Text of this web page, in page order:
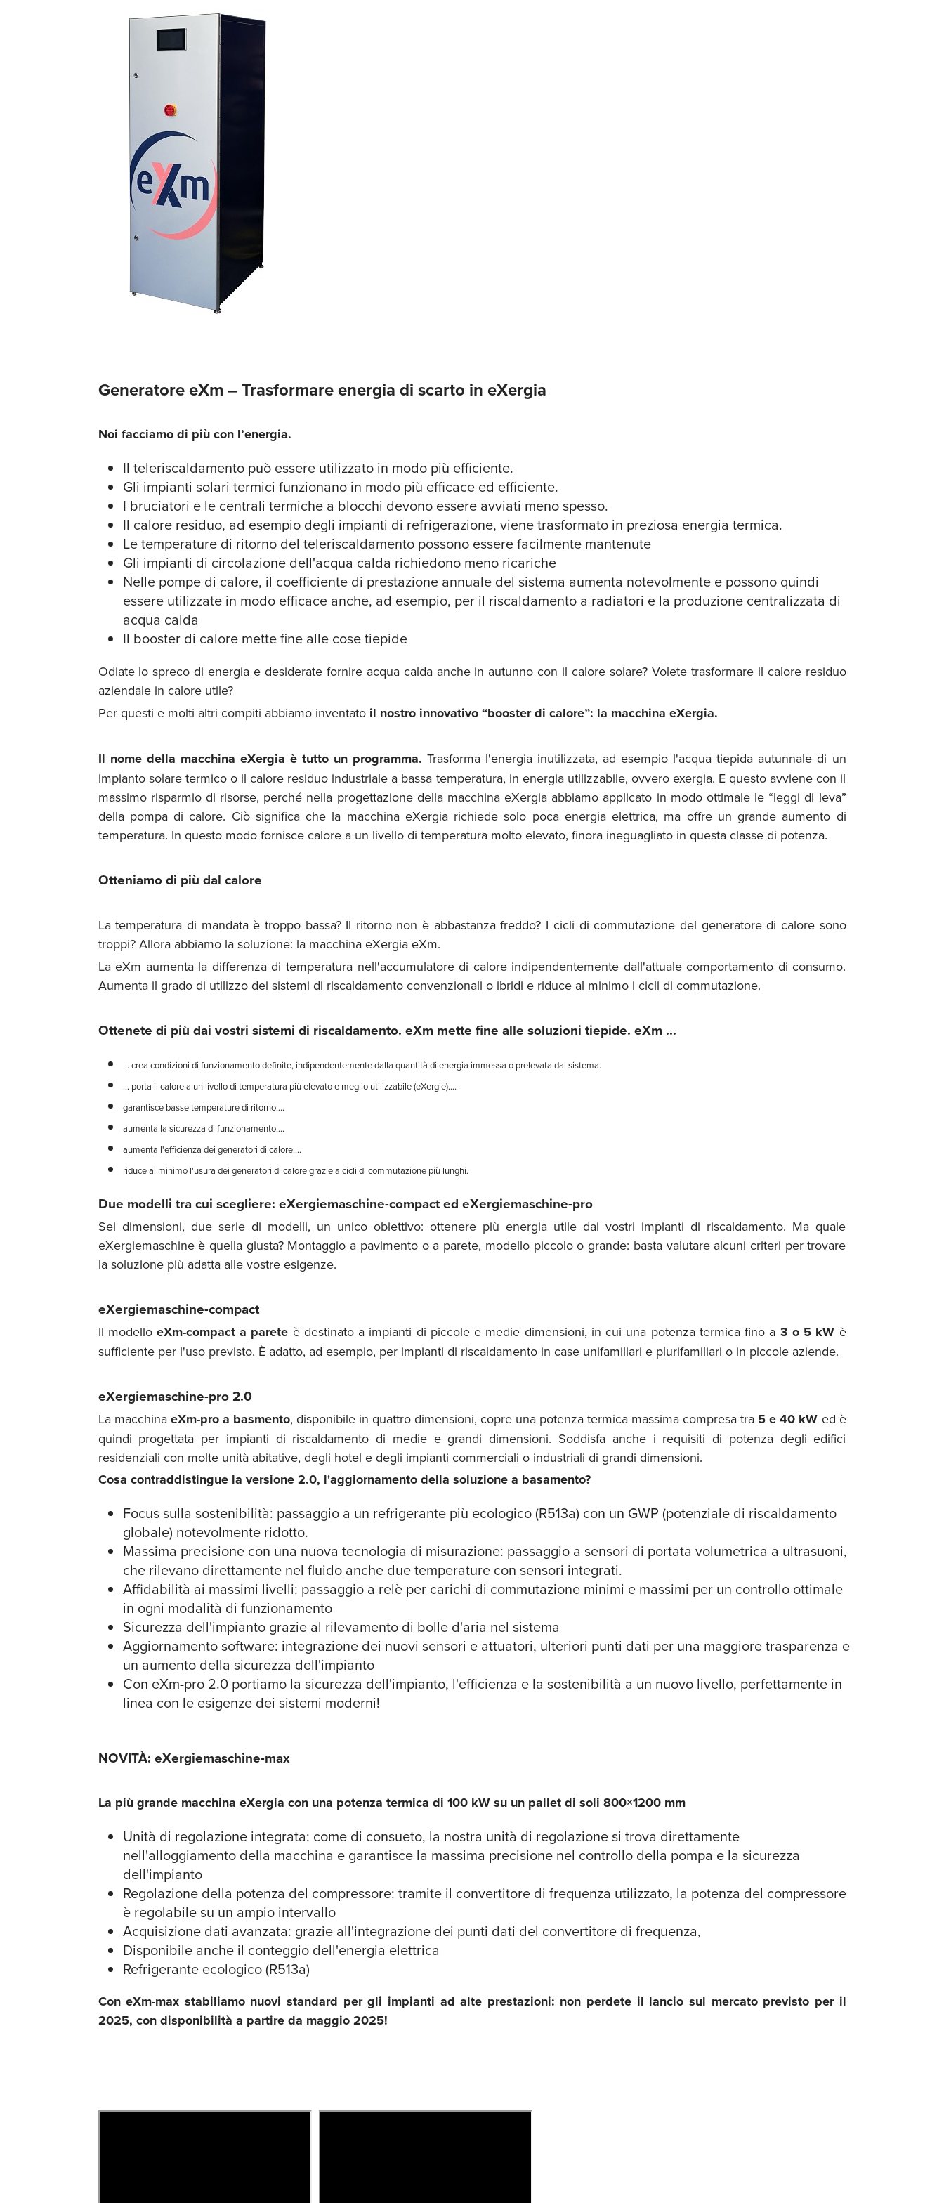
Generatore eXm – Trasformare energia di scarto in eXergia
Noi facciamo di più con l’energia.
Il teleriscaldamento può essere utilizzato in modo più efficiente.
Gli impianti solari termici funzionano in modo più efficace ed efficiente.
I bruciatori e le centrali termiche a blocchi devono essere avviati meno spesso.
Il calore residuo, ad esempio degli impianti di refrigerazione, viene trasformato in preziosa energia termica.
Le temperature di ritorno del teleriscaldamento possono essere facilmente mantenute
Gli impianti di circolazione dell'acqua calda richiedono meno ricariche
Nelle pompe di calore, il coefficiente di prestazione annuale del sistema aumenta notevolmente e possono quindi
essere utilizzate in modo efficace anche, ad esempio, per il riscaldamento a radiatori e la produzione centralizzata di
acqua calda
Il booster di calore mette fine alle cose tiepide
Odiate lo spreco di energia e desiderate fornire acqua calda anche in autunno con il calore solare? Volete trasformare il calore residuo
aziendale in calore utile?
Per questi e molti altri compiti abbiamo inventato il nostro innovativo “booster di calore”: la macchina eXergia.
Il nome della macchina eXergia è tutto un programma. Trasforma l'energia inutilizzata, ad esempio l'acqua tiepida autunnale di un
impianto solare termico o il calore residuo industriale a bassa temperatura, in energia utilizzabile, ovvero exergia. E questo avviene con il
massimo risparmio di risorse, perché nella progettazione della macchina eXergia abbiamo applicato in modo ottimale le “leggi di leva”
della pompa di calore. Ciò significa che la macchina eXergia richiede solo poca energia elettrica, ma offre un grande aumento di
temperatura. In questo modo fornisce calore a un livello di temperatura molto elevato, finora ineguagliato in questa classe di potenza.
Otteniamo di più dal calore
La temperatura di mandata è troppo bassa? Il ritorno non è abbastanza freddo? I cicli di commutazione del generatore di calore sono
troppi? Allora abbiamo la soluzione: la macchina eXergia eXm.
La eXm aumenta la differenza di temperatura nell'accumulatore di calore indipendentemente dall'attuale comportamento di consumo.
Aumenta il grado di utilizzo dei sistemi di riscaldamento convenzionali o ibridi e riduce al minimo i cicli di commutazione.
Ottenete di più dai vostri sistemi di riscaldamento. eXm mette fine alle soluzioni tiepide. eXm ...
... crea condizioni di funzionamento definite, indipendentemente dalla quantità di energia immessa o prelevata dal sistema.
... porta il calore a un livello di temperatura più elevato e meglio utilizzabile (eXergie)....
garantisce basse temperature di ritorno....
aumenta la sicurezza di funzionamento....
aumenta l'efficienza dei generatori di calore....
riduce al minimo l'usura dei generatori di calore grazie a cicli di commutazione più lunghi.
Due modelli tra cui scegliere: eXergiemaschine-compact ed eXergiemaschine-pro
Sei dimensioni, due serie di modelli, un unico obiettivo: ottenere più energia utile dai vostri impianti di riscaldamento. Ma quale
eXergiemaschine è quella giusta? Montaggio a pavimento o a parete, modello piccolo o grande: basta valutare alcuni criteri per trovare
la soluzione più adatta alle vostre esigenze.
eXergiemaschine-compact
Il modello eXm-compact a parete è destinato a impianti di piccole e medie dimensioni, in cui una potenza termica fino a 3 o 5 kW è
sufficiente per l'uso previsto. È adatto, ad esempio, per impianti di riscaldamento in case unifamiliari e plurifamiliari o in piccole aziende.
eXergiemaschine-pro 2.0
La macchina eXm-pro a basmento, disponibile in quattro dimensioni, copre una potenza termica massima compresa tra 5 e 40 kW ed è
quindi progettata per impianti di riscaldamento di medie e grandi dimensioni. Soddisfa anche i requisiti di potenza degli edifici
residenziali con molte unità abitative, degli hotel e degli impianti commerciali o industriali di grandi dimensioni.
Cosa contraddistingue la versione 2.0, l'aggiornamento della soluzione a basamento?
Focus sulla sostenibilità: passaggio a un refrigerante più ecologico (R513a) con un GWP (potenziale di riscaldamento
globale) notevolmente ridotto.
Massima precisione con una nuova tecnologia di misurazione: passaggio a sensori di portata volumetrica a ultrasuoni,
che rilevano direttamente nel fluido anche due temperature con sensori integrati.
Affidabilità ai massimi livelli: passaggio a relè per carichi di commutazione minimi e massimi per un controllo ottimale
in ogni modalità di funzionamento
Sicurezza dell'impianto grazie al rilevamento di bolle d'aria nel sistema
Aggiornamento software: integrazione dei nuovi sensori e attuatori, ulteriori punti dati per una maggiore trasparenza e
un aumento della sicurezza dell'impianto
Con eXm-pro 2.0 portiamo la sicurezza dell'impianto, l'efficienza e la sostenibilità a un nuovo livello, perfettamente in
linea con le esigenze dei sistemi moderni!
NOVITÀ: eXergiemaschine-max
La più grande macchina eXergia con una potenza termica di 100 kW su un pallet di soli 800×1200 mm
Unità di regolazione integrata: come di consueto, la nostra unità di regolazione si trova direttamente
nell'alloggiamento della macchina e garantisce la massima precisione nel controllo della pompa e la sicurezza
dell'impianto
Regolazione della potenza del compressore: tramite il convertitore di frequenza utilizzato, la potenza del compressore
è regolabile su un ampio intervallo
Acquisizione dati avanzata: grazie all'integrazione dei punti dati del convertitore di frequenza,
Disponibile anche il conteggio dell'energia elettrica
Refrigerante ecologico (R513a)
Con eXm-max stabiliamo nuovi standard per gli impianti ad alte prestazioni: non perdete il lancio sul mercato previsto per il
2025, con disponibilità a partire da maggio 2025!